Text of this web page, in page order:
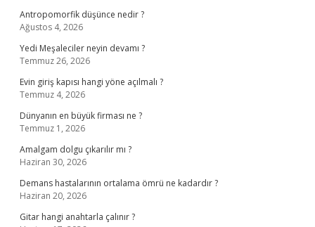
Antropomorfik düşünce nedir ?
Ağustos 4, 2026
Yedi Meşaleciler neyin devamı ?
Temmuz 26, 2026
Evin giriş kapısı hangi yöne açılmalı ?
Temmuz 4, 2026
Dünyanın en büyük firması ne ?
Temmuz 1, 2026
Amalgam dolgu çıkarılır mı ?
Haziran 30, 2026
Demans hastalarının ortalama ömrü ne kadardır ?
Haziran 20, 2026
Gitar hangi anahtarla çalınır ?